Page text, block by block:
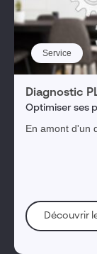
Service
Diagnostic
Optimiser ses
En amont d'un
Découvrir